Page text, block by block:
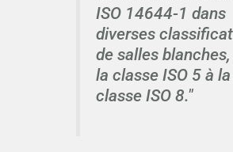
ISO 14644-1 dans
diverses
de salles
la classe ISO 5 à la
classe ISO 8."